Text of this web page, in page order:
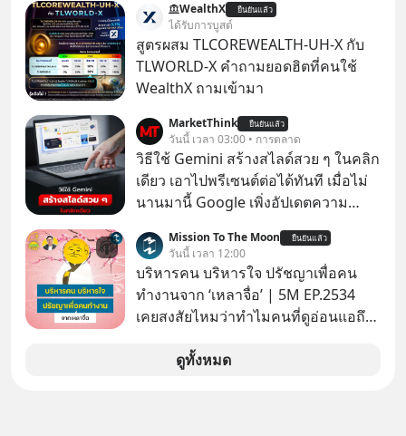
ประกาศจุดยืนชัดเจนว่า จะไม่อนุญาต
ให้บริษัทสหรัฐฯ ตั้งบริษัทโทรคมนาคม
ดาวเทียมที่ถือหุ้น 100% โดยชาวต่าง
ชาติ ในระหว่างการเจรจาการค้ากับ
ประเด็นด้านอธิปไตยของประเทศ
WealthX ยืนยันแล้ว
ได้รับการบูสต์
สูตรผสม TLCOREWEALTH-UH-X กับ
TLWORLD-X คำถามยอดฮิตที่คนใช้
WealthX ถามเข้ามา
MarketThink ยืนยันแล้ว
วันนี้ เวลา 03:00 • การตลาด
วิธีใช้ Gemini สร้างสไลด์สวย ๆ ในคลิก
เดียว เอาไปพรีเซนต์ต่อได้ทันที เมื่อไม่
นานมานี้ Google เพิ่งอัปเดตความ
สามารถใช้ Gemini ช่วยสร้างสไลด์นำ
เสนอแบบสวย ๆ ได้ในคลิกเดียว ไม่ต้อง
เสียเวลาทำเองอีกต่อไป
Mission To The Moon ยืนยันแล้ว
วันนี้ เวลา 12:00
บริหารคน บริหารใจ ปรัชญาเพื่อคน
ทำงานจาก ‘เหลาจื่อ’ | 5M EP.2534
เคยสงสัยไหมว่าทำไมคนที่ดูอ่อนแอถึง
สถานการณ์ แล้วทำไมคนที่ไม่ออกแรง
ดูทั้งหมด